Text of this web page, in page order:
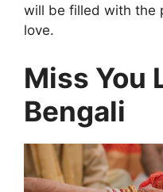
will be filled with the
love.
Miss You
Bengali